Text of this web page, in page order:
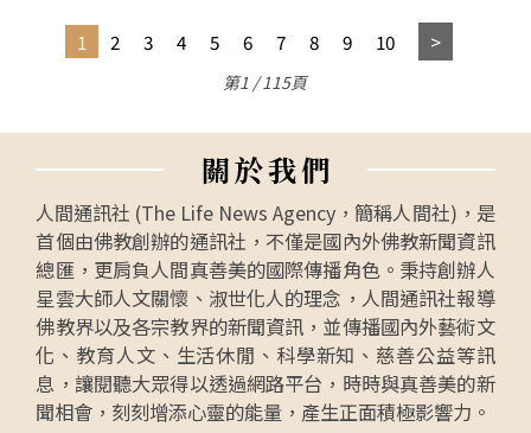
1 2 3 4 5 6 7 8 9 10
第1 / 115頁
關於我們
人間通訊社 (The Life News Agency，簡稱人間社)，是
首個由佛教創辦的通訊社，不僅是國內外佛教新聞資訊
總匯，更肩負人間真善美的國際傳播角色。秉持創辦人
星雲大師人文關懷、淑世化人的理念，人間通訊社報導
佛教界以及各宗教界的新聞資訊，並傳播國內外藝術文
化、教育人文、生活休閒、科學新知、慈善公益等訊
息，讓閱聽大眾得以透過網路平台，時時與真善美的新
聞相會，刻刻增添心靈的能量，產生正面積極影響力。